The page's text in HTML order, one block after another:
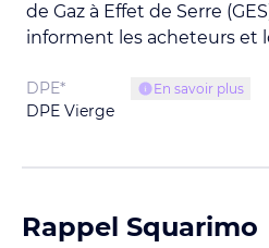
de Gaz à Effet de Serre
informent les acheteurs et
DPE* En savoir plus
DPE Vierge
Rappel Squarimo